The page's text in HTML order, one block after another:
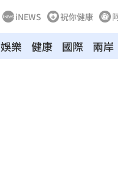
iNEWS 祝你健康
娛樂 健康 國際 兩岸